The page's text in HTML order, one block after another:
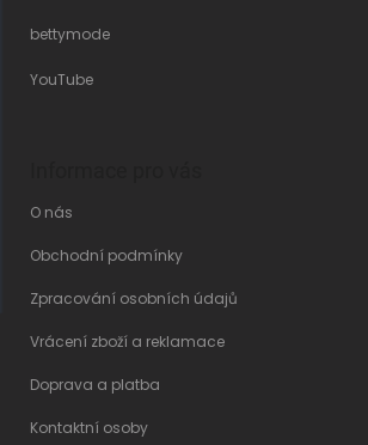
bettymode
YouTube
O nás
Obchodní podmínky
Zpracování osobních údajů
Vrácení zboží a reklamace
Doprava a platba
Kontaktní osoby